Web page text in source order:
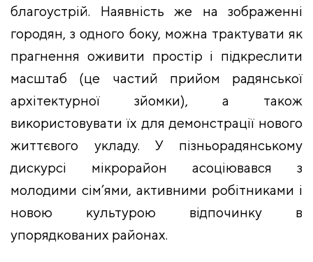
благоустрій. Наявність же на зображенні
городян, з одного боку, можна трактувати як
прагнення оживити простір і підкреслити
масштаб (це частий прийом радянської
архітектурної зйомки), а також
використовувати їх для демонстрації нового
життєвого укладу. У пізньорадянському
дискурсі мікрорайон асоціювався з
молодими сім’ями, активними робітниками і
новою культурою відпочинку в
упорядкованих районах.